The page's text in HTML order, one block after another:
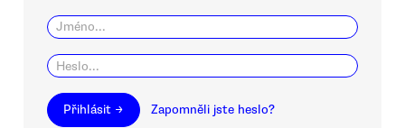
Přihlásit → Zapomněli jste heslo?